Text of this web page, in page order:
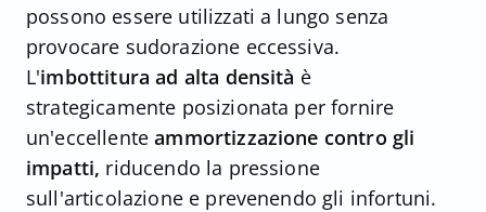
possono essere utilizzati a lungo senza
provocare sudorazione eccessiva.
L'imbottitura ad alta densità è
strategicamente posizionata per fornire
un'eccellenteammortizzazione contro gli
impatti, riducendo la pressione
sull'articolazione e prevenendo gli infortuni.